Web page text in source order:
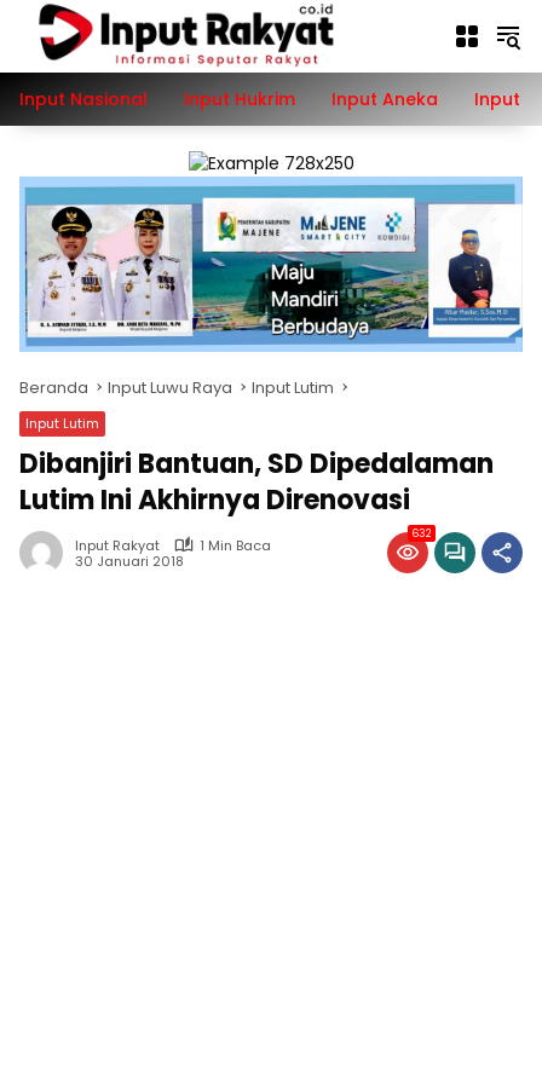
Langsung
konten
Input Nasional
Input Hukrim Input Aneka Input
Beranda Input Luwu Raya Input Lutim
Input Lutim
Dibanjiri Bantuan, SD Dipedalaman
Lutim Ini Akhirnya Direnovasi
Input Rakyat
1 Min Baca
30 Januari 2018
632